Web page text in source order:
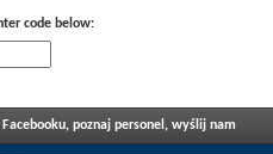
code below:
Facebooku, poznaj personel, wyślij nam